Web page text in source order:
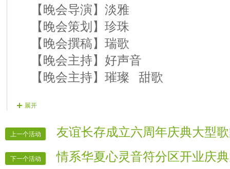
【晚会导演】淡雅
【晚会策划】珍珠
【晚会撰稿】瑞歌
【晚会主持】好声音
【晚会主持】璀璨 甜歌
【晚会录像】 VV时报
【晚会报道】 VV时报
【晚会广播】 山那边
【晚会片花】 梦想
展开
上一个活动 友谊长存成立六周年庆典大型
下一个活动 情系华夏心灵音符分区开业庆